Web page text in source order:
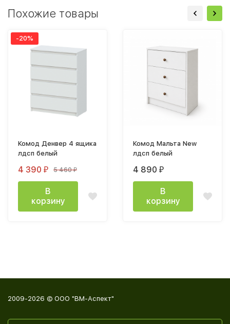
Похожие товары
-20%
Комод Денвер 4 ящика
лдсп белый
4 390 ₽ 5 460₽
В
корзину
Комод Мальта New
лдсп белый
4 890 ₽
В
корзину
2009-2026 © ООО "ВМ-Аспект"